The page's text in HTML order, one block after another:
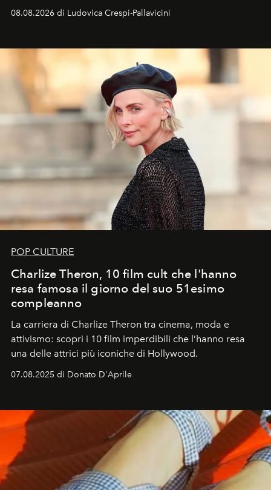
favorevole della Luna nuova in Leone del 12 agosto,
ideale per la notte delle Perseidi.
08.08.2026 di Ludovica Crespi-Pallavicini
POP CULTURE
Charlize Theron, 10 film cult che l'hanno
resa famosa il giorno del suo 51esimo
compleanno
La carriera di Charlize Theron tra cinema, moda e
attivismo: scopri i 10 film imperdibili che l’hanno resa
una delle attrici più iconiche di Hollywood.
07.08.2025 di Donato D'Aprile